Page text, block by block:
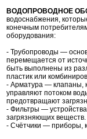
ВОДОПРОВОДНОЕ
водоснабжения,
конечным
оборудования:
- Трубопроводы —
перемещается от
быть выполнены из
пластик или
- Арматура — клапаны,
управляют потоком
предотвращают
- Фильтры —
загрязняющих веществ.
- Счётчики — приборы,